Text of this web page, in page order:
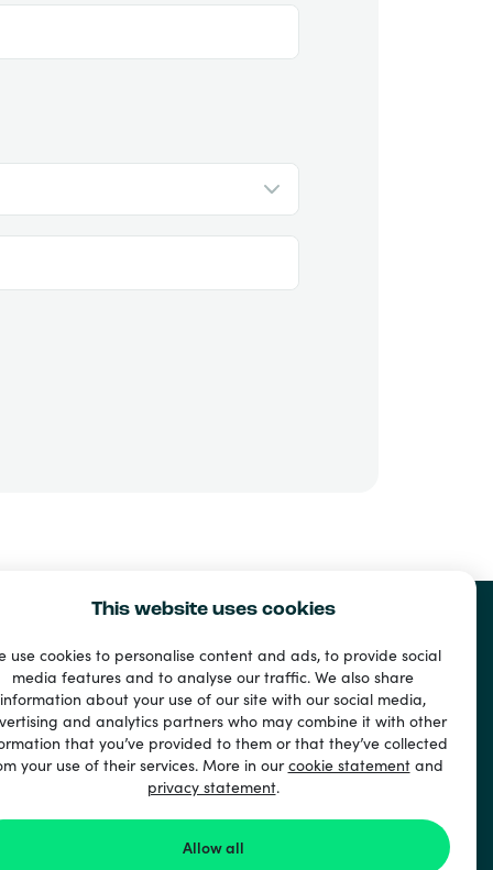
This website uses cookies
use cookies to personalise content and ads, to provide social
media features and to analyse our traffic. We also share
information about your use of our site with our social media,
and analytics partners who may combine it with other
that you’ve provided to them or that they’ve collected
your use of their services. More in ourcookie statementand
privacy statement.
Allow all